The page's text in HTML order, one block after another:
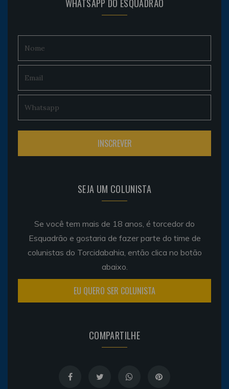
WHATSAPP DO ESQUADRÃO
SEJA UM COLUNISTA
Se você tem mais de 18 anos, é torcedor do
Esquadrão e gostaria de fazer parte do time de
colunistas do Torcidabahia, então clica no botão
abaixo.
EU QUERO SER COLUNISTA
COMPARTILHE